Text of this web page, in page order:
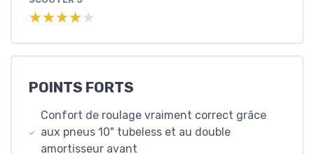
★★★★★
★★★★★
POINTS FORTS
Confort de roulage vraiment correct grâce
aux pneus 10" tubeless et au double
amortisseur avant